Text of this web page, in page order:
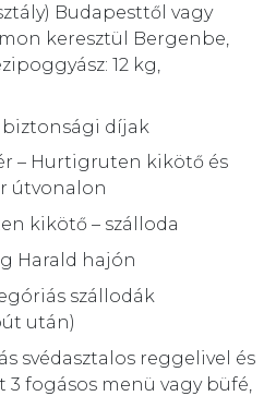
Budapesttől vagy
keresztül Bergenbe,
12 kg,
biztonsági díjak
– Hurtigruten kikötő és
útvonalon
kikötő – szálloda
Harald hajón
szállodák
után)
svédasztalos reggelivel és
fogásos menü vagy büfé,